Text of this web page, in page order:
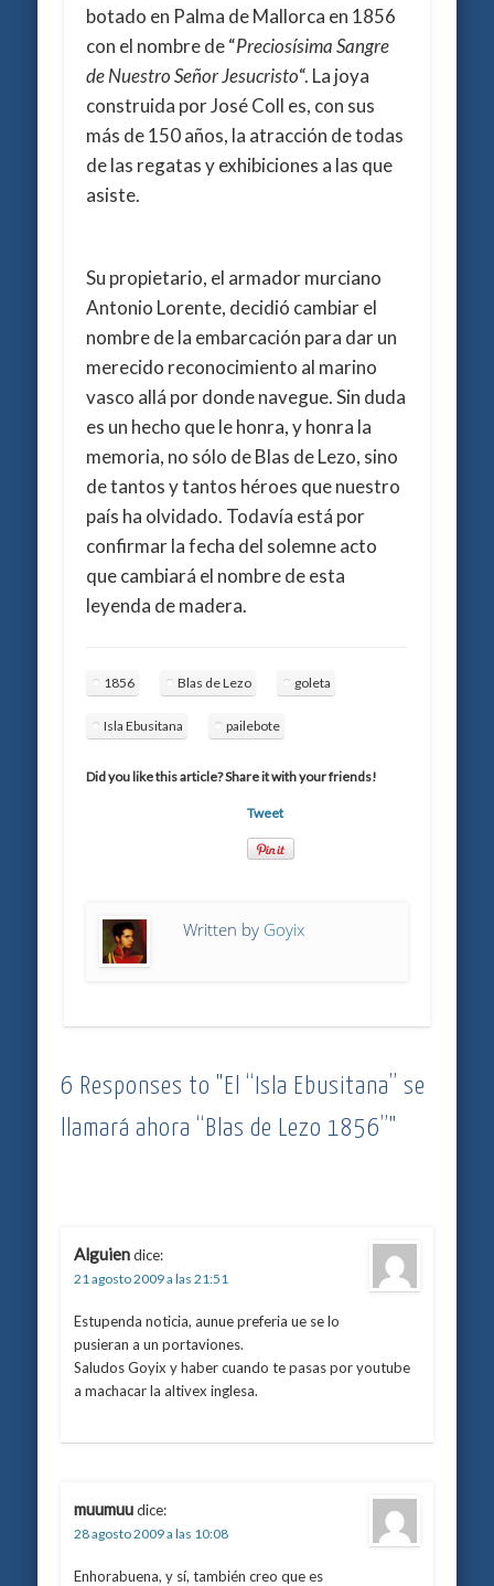
botado en Palma de Mallorca en 1856
con el nombre de “Preciosísima Sangre
de Nuestro Señor Jesucristo“. La joya
construida por José Coll es, con sus
más de 150 años, la atracción de todas
de las regatas y exhibiciones a las que
asiste.
Su propietario, el armador murciano
Antonio Lorente, decidió cambiar el
nombre de la embarcación para dar un
merecido reconocimiento al marino
vasco allá por donde navegue. Sin duda
es un hecho que le honra, y honra la
memoria, no sólo de Blas de Lezo, sino
de tantos y tantos héroes que nuestro
país ha olvidado. Todavía está por
confirmar la fecha del solemne acto
que cambiará el nombre de esta
leyenda de madera.
1856 Blas de Lezo goleta
Isla Ebusitana pailebote
Did you like this article? Share it with your friends!
Tweet
Written by Goyix
6 Responses to "El “Isla Ebusitana” se
llamará ahora “Blas de Lezo 1856”"
Alguien dice:
21 agosto 2009 a las 21:51
Estupenda noticia, aunue preferia ue se lo
pusieran a un portaviones.
Saludos Goyix y haber cuando te pasas por youtube
a machacar la altivex inglesa.
muumuu dice:
28 agosto 2009 a las 10:08
Enhorabuena, y sí, también creo que es